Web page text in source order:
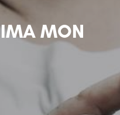
MON